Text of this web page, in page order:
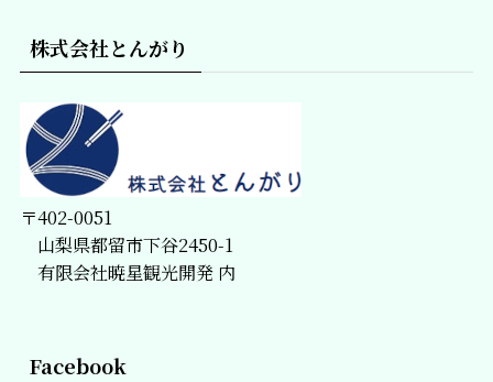
株式会社とんがり
〒402-0051
山梨県都留市下谷2450-1
有限会社暁星観光開発 内
Facebook